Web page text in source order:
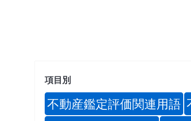
項目別
不動産鑑定評価関連用語